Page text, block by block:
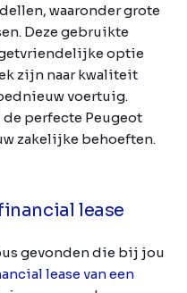
waaronder grote
Deze gebruikte
optie
zijn naar kwaliteit
voertuig.
perfecte Peugeot
zakelijke behoeften.
lease
gevonden die bij jou
lease van een